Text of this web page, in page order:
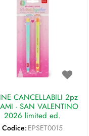
CANCELLABILI 2pz
- SAN VALENTINO
2026 limited ed.
Codice: EPSET0015